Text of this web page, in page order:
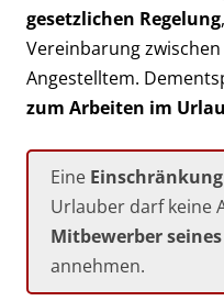
gesetzlichen Regelung
Vereinbarung
Angestelltem.
zum Arbeiten im
Eine Einschränkung
Urlauber darf keine
Mitbewerber
annehmen.